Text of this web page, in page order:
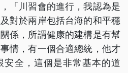
「川習會的進行，我認為是
對於兩岸包括台海的和平穩
係，所謂健康的建構是有幫
情，有一個合適總統，他才
安全，這個是非常基本的道